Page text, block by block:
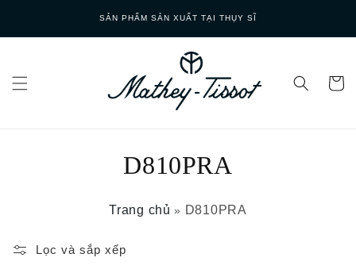
SẢN PHẨM SẢN XUẤT TẠI THỤY SĨ
D810PRA
Trang chủ » D810PRA
Lọc và sắp xếp